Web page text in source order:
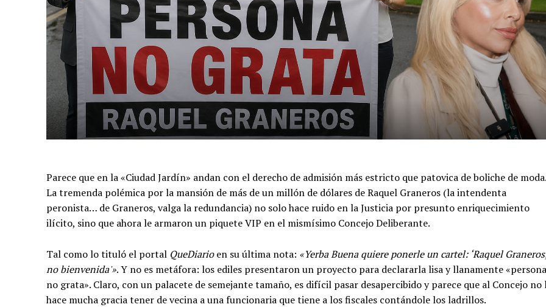
Parece que en la «Ciudad Jardín» andan con el derecho de admisión más estricto que patovica de boliche de moda.
La tremenda polémica por la mansión de más de un millón de dólares de Raquel Graneros (la intendenta
peronista… de Graneros, valga la redundancia) no solo hace ruido en la Justicia por presunto enriquecimiento
ilícito, sino que ahora le armaron un piquete VIP en el mismísimo Concejo Deliberante.
Tal como lo tituló el portal QueDiarioen su última nota: «Yerba Buena quiere ponerle un cartel: ‘Raquel
no bienvenida'». Y no es metáfora: los ediles presentaron un proyecto para declararla lisa y llanamente «persona
no grata». Claro, con un palacete de semejante tamaño, es difícil pasar desapercibido y parece que al Concejo no
hace mucha gracia tener de vecina a una funcionaria que tiene a los fiscales contándole los ladrillos.